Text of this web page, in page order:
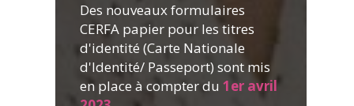
Des nouveaux formulaires
CERFA papier pour les titres
d'identité (Carte Nationale
d'Identité/ Passeport) sont mis
en place à compter du 1er avril